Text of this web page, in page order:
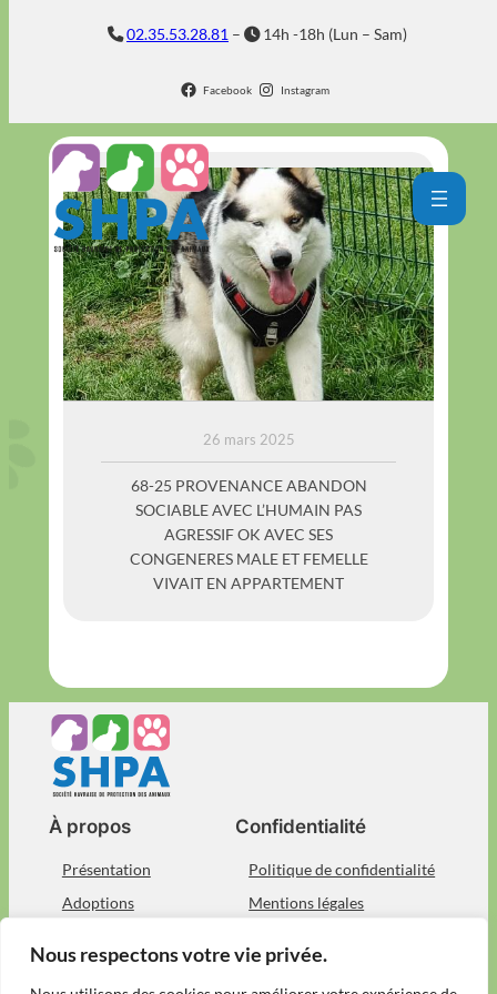
Nous respectons votre vie privée.
02.35.53.28.81 – 14h -18h (Lun – Sam)
Facebook Instagram
THOR (4)
26 mars 2025
68-25 PROVENANCE ABANDON
SOCIABLE AVEC L’HUMAIN PAS
AGRESSIF OK AVEC SES
CONGENERES MALE ET FEMELLE
VIVAIT EN APPARTEMENT
À propos
Présentation
Adoptions
Confidentialité
Politique de confidentialité
Mentions légales